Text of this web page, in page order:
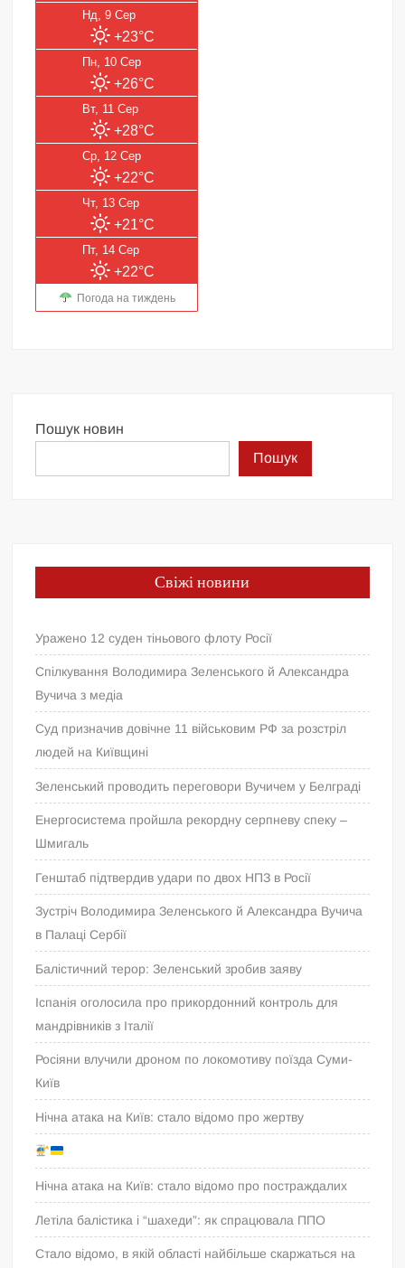
Нд, 9 Сер
+23°C
Пн, 10 Сер
+26°C
Вт, 11 Сер
+28°C
Ср, 12 Сер
+22°C
Чт, 13 Сер
+21°C
Пт, 14 Сер
+22°C
Погода на тиждень
Пошук новин
Пошук
Свіжі новини
Уражено 12 суден тіньового флоту Росії
Спілкування Володимира Зеленського й Александра
Вучича з медіа
Суд призначив довічне 11 військовим РФ за розстріл
людей на Київщині
Зеленський проводить переговори Вучичем у Белграді
Енергосистема пройшла рекордну серпневу спеку –
Шмигаль
Генштаб підтвердив удари по двох НПЗ в Росії
Зустріч Володимира Зеленського й Александра Вучича
в Палаці Сербії
Балістичний терор: Зеленський зробив заяву
Іспанія оголосила про прикордонний контроль для
мандрівників з Італії
Росіяни влучили дроном по локомотиву поїзда Суми-
Київ
Нічна атака на Київ: стало відомо про жертву
Нічна атака на Київ: стало відомо про постраждалих
Летіла балістика і “шахеди”: як спрацювала ППО
Стало відомо, в якій області найбільше скаржаться на